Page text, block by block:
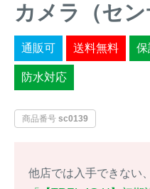
カメラ（セン
通販可 送料無料 保
防水対応
商品番号 sc0139
他店では入手できない
動物の種類から
イノシシ対策